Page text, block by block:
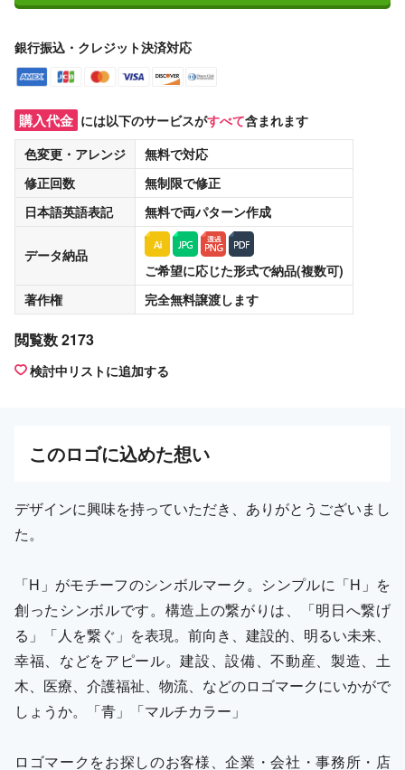
銀行振込・クレジット決済対応
購入代金 には以下のサービスがすべて含まれます
色変更・アレンジ
無料で対応
修正回数
無制限で修正
日本語英語表記
無料で両パターン作成
データ納品
ご希望に応じた形式で納品(複数可)
著作権
完全無料譲渡します
閲覧数 2173
検討中リストに追加する
このロゴに込めた想い
デザインに興味を持っていただき、ありがとうございまし
た。
「H」がモチーフのシンボルマーク。シンプルに「H」を
創ったシンボルです。構造上の繋がりは、「明日へ繋げ
る」「人を繋ぐ」を表現。前向き、建設的、明るい未来、
幸福、などをアピール。建設、設備、不動産、製造、土
木、医療、介護福祉、物流、などのロゴマークにいかがで
しょうか。「青」「マルチカラー」
ロゴマークをお探しのお客様、企業・会社・事務所・店